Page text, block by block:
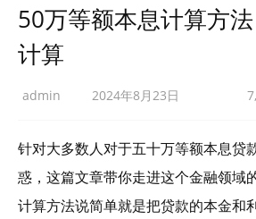
50万等额本息计算方
计算
admin 2024年8月23日
针对大多数人对于五十万等额本息贷
惑，这篇文章带你走进这个金融领域
计算方法说简单就是把贷款的本金和